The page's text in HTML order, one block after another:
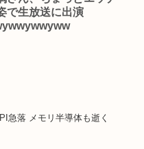
で生放送に出演
急落 メモリ半導体も逝く